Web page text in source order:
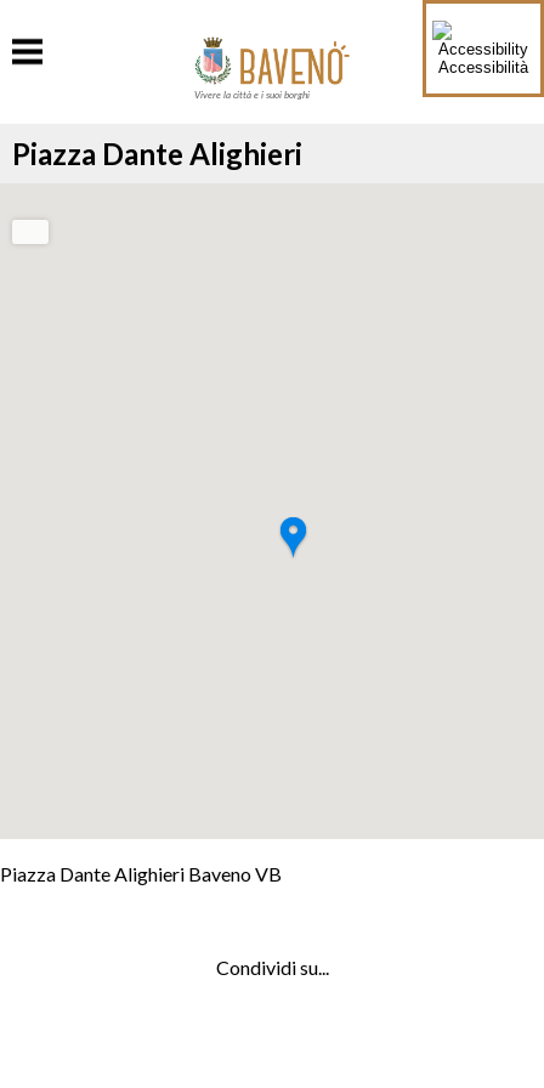
Accessibilità
Vivere la città e i suoi borghi
Piazza Dante Alighieri
+
Piazza Dante Alighieri Baveno VB
Condividi su...